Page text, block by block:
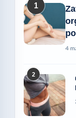
1
4
2